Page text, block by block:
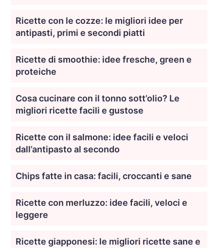
Ricette con le cozze: le migliori idee per
antipasti, primi e secondi piatti
Ricette di smoothie: idee fresche, green e
proteiche
Cosa cucinare con il tonno sott’olio? Le
migliori ricette facili e gustose
Ricette con il salmone: idee facili e veloci
dall’antipasto al secondo
Chips fatte in casa: facili, croccanti e sane
Ricette con merluzzo: idee facili, veloci e
leggere
Ricette giapponesi: le migliori ricette sane e